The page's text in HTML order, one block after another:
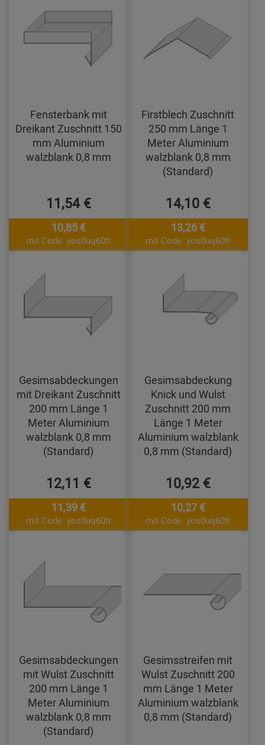
Fensterbank mit
Dreikant Zuschnitt 150
mm Aluminium
walzblank 0,8 mm
11,54 €
10,85 €
mit Code: yos0uq60fr
Firstblech Zuschnitt
250 mm Länge 1
Meter Aluminium
walzblank 0,8 mm
(Standard)
14,10 €
13,26 €
mit Code: yos0uq60fr
Gesimsabdeckungen
mit Dreikant Zuschnitt
200 mm Länge 1
Meter Aluminium
walzblank 0,8 mm
(Standard)
12,11 €
11,39 €
mit Code: yos0uq60fr
Gesimsabdeckung
Knick und Wulst
Zuschnitt 200 mm
Länge 1 Meter
Aluminium walzblank
0,8 mm (Standard)
10,92 €
10,27 €
mit Code: yos0uq60fr
Gesimsabdeckungen
mit Wulst Zuschnitt
200 mm Länge 1
Meter Aluminium
walzblank 0,8 mm
(Standard)
Gesimsstreifen mit
Wulst Zuschnitt 200
mm Länge 1 Meter
Aluminium walzblank
0,8 mm (Standard)